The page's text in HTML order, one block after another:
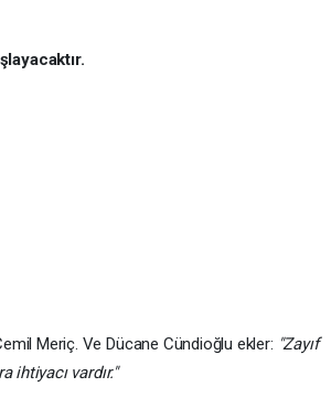
Meriç. Ve Dücane Cündioğlu ekler: "Zayıf
ihtiyacı vardır."